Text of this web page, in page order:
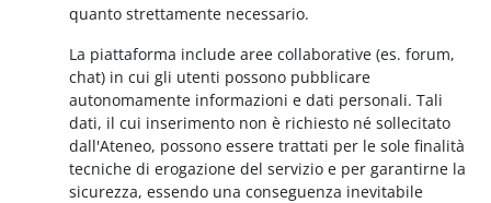
quanto strettamente necessario.
La piattaforma include aree collaborative (es. forum,
chat) in cui gli utenti possono pubblicare
autonomamente informazioni e dati personali. Tali
dati, il cui inserimento non è richiesto né sollecitato
dall'Ateneo, possono essere trattati per le sole finalità
tecniche di erogazione del servizio e per garantirne la
sicurezza, essendo una conseguenza inevitabile